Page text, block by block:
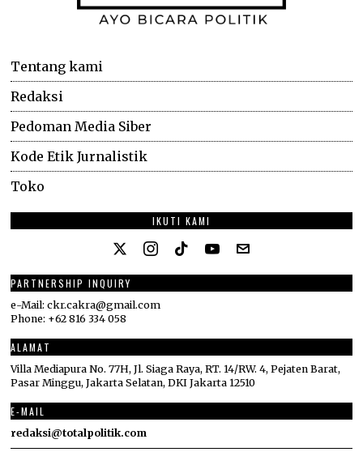
Tentang kami
Redaksi
Pedoman Media Siber
Kode Etik Jurnalistik
Toko
IKUTI KAMI
PARTNERSHIP INQUIRY
e-Mail: ckr.cakra@gmail.com
Phone: +62 816 334 058
ALAMAT
Villa Mediapura No. 77H, Jl. Siaga Raya, RT. 14/RW. 4, Pejaten Barat,
Pasar Minggu, Jakarta Selatan, DKI Jakarta 12510
E-MAIL
redaksi@totalpolitik.com